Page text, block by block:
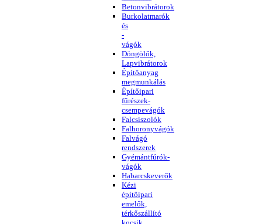
Betonvibrátorok
Burkolatmarók
és
-
vágók
Döngölők,
Lapvibrátorok
Építőanyag
megmunkálás
Építőipari
fűrészek-
csempevágók
Falcsiszolók
Falhoronyvágók
Falvágó
rendszerek
Gyémántfúrók-
vágók
Habarcskeverők
Kézi
építőipari
emelők,
térkőszállító